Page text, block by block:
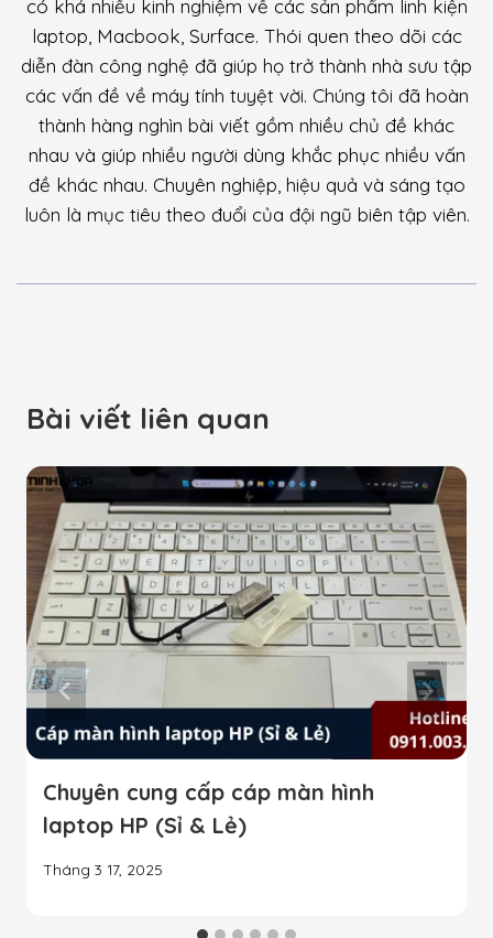
có khá nhiều kinh nghiệm về các sản phẩm linh kiện
laptop, Macbook, Surface. Thói quen theo dõi các
diễn đàn công nghệ đã giúp họ trở thành nhà sưu tập
các vấn đề về máy tính tuyệt vời. Chúng tôi đã hoàn
thành hàng nghìn bài viết gồm nhiều chủ đề khác
nhau và giúp nhiều người dùng khắc phục nhiều vấn
đề khác nhau. Chuyên nghiệp, hiệu quả và sáng tạo
luôn là mục tiêu theo đuổi của đội ngũ biên tập viên.
Bài viết liên quan
Chuyên cung cấp cáp màn hình
laptop HP (Sỉ & Lẻ)
Tháng 3 17, 2025